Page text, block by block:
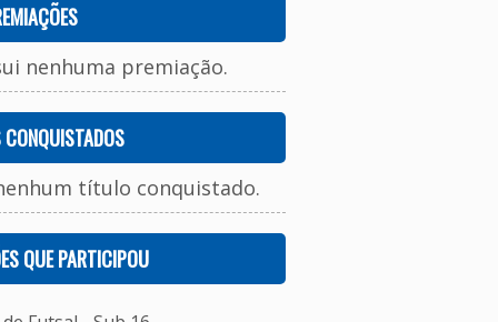
nenhuma premiação.
título conquistado.
QUE PARTICIPOU